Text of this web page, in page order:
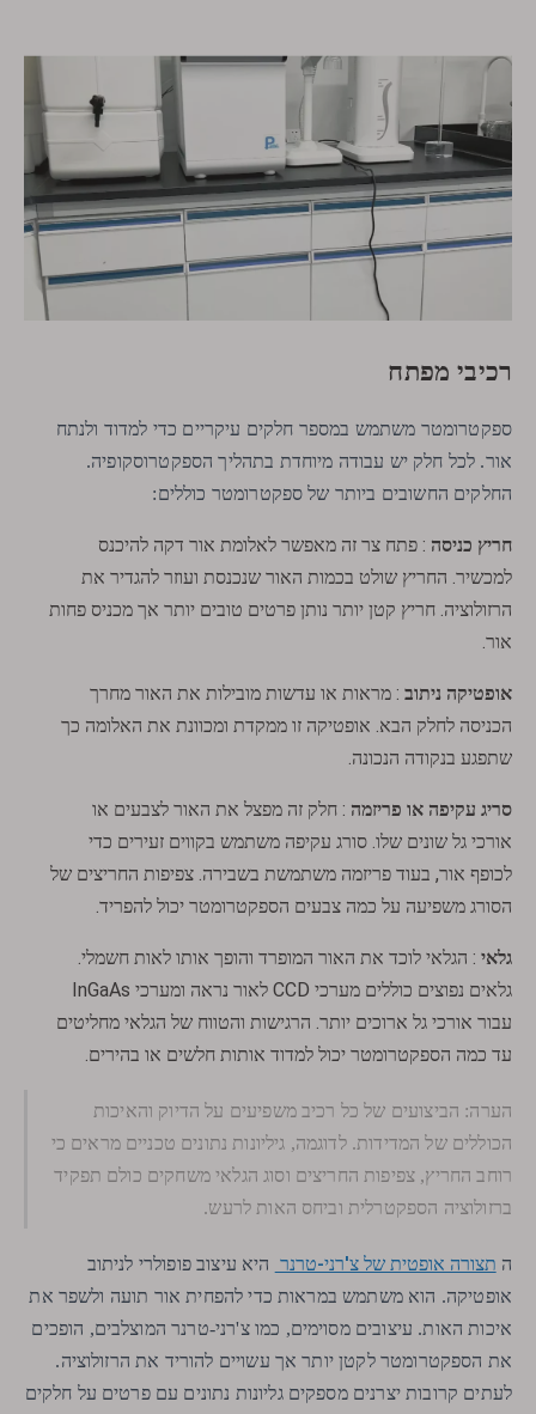
רכיבי מפתח
ספקטרומטר משתמש במספר חלקים עיקריים כדי למדוד ולנתח
אור. לכל חלק יש עבודה מיוחדת בתהליך הספקטרוסקופיה.
החלקים החשובים ביותר של ספקטרומטר כוללים:
חריץ כניסה : פתח צר זה מאפשר לאלומת אור דקה להיכנס
למכשיר. החריץ שולט בכמות האור שנכנסת ועוזר להגדיר את
הרזולוציה. חריץ קטן יותר נותן פרטים טובים יותר אך מכניס פחות
אור.
אופטיקה ניתוב : מראות או עדשות מובילות את האור מחרך
הכניסה לחלק הבא. אופטיקה זו ממקדת ומכוונת את האלומה כך
שתפגע בנקודה הנכונה.
סריג עקיפה או פריזמה : חלק זה מפצל את האור לצבעים או
אורכי גל שונים שלו. סורג עקיפה משתמש בקווים זעירים כדי
לכופף אור, בעוד פריזמה משתמשת בשבירה. צפיפות החריצים של
הסורג משפיעה על כמה צבעים הספקטרומטר יכול להפריד.
גלאי : הגלאי לוכד את האור המופרד והופך אותו לאות חשמלי.
גלאים נפוצים כוללים מערכי CCD לאור נראה ומערכי InGaAs
עבור אורכי גל ארוכים יותר. הרגישות והטווח של הגלאי מחליטים
עד כמה הספקטרומטר יכול למדוד אותות חלשים או בהירים.
הערה: הביצועים של כל רכיב משפיעים על הדיוק והאיכות
הכוללים של המדידות. לדוגמה, גיליונות נתונים טכניים מראים כי
רוחב החריץ, צפיפות החריצים וסוג הגלאי משחקים כולם תפקיד
ברזולוציה הספקטרלית וביחס האות לרעש.
ה תצורה אופטית של צ'רני-טרנר היא עיצוב פופולרי לניתוב
אופטיקה. הוא משתמש במראות כדי להפחית אור תועה ולשפר את
איכות האות. עיצובים מסוימים, כמו צ'רני-טרנר המוצלבים, הופכים
את הספקטרומטר לקטן יותר אך עשויים להוריד את הרזולוציה.
לעתים קרובות יצרנים מספקים גליונות נתונים עם פרטים על חלקים